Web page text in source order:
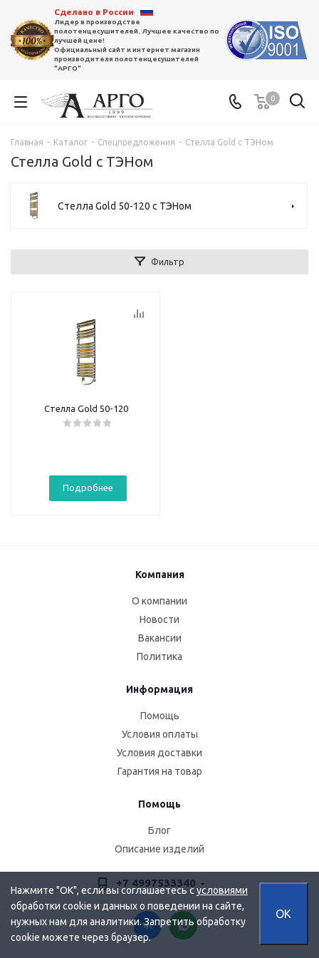
Сделано в России
Лидер в производстве
полотенцесушителей. Лучшее качество по
лучшей цене!
Официальный сайт и интернет магазин
производителя полотенцесушителей
"АРГО"
0
Главная - Каталог - Спецпредложения - Стелла Gold с ТЭНом
Стелла Gold с ТЭНом
Стелла Gold 50-120 с ТЭНом
Фильтр
Стелла Gold 50-120
Подробнее
Компания
О компании
Новости
Вакансии
Политика
Информация
Помощь
Условия оплаты
Условия доставки
Гарантия на товар
Помощь
Блог
Описание изделий
+7 4997533340
Нажмите "OK", если вы соглашаетесь сусловиями
обработки cookie и данных о поведении на сайте,
нужных нам для аналитики. Запретить обработку
cookie можете через браузер.
OK